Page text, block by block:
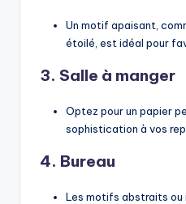
Un motif apaisant,
étoilé, est idéal pour
3. Salle à manger
Optez pour un papier
sophistication à vos
4. Bureau
Les motifs abstraits ou